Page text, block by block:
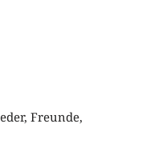
Freunde,